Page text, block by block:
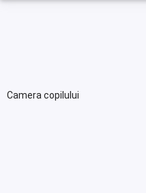
Camera copilului